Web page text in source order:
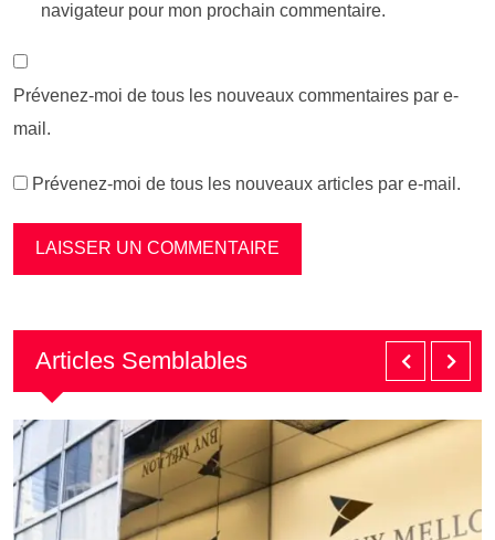
navigateur pour mon prochain commentaire.
Prévenez-moi de tous les nouveaux commentaires par e-
mail.
Prévenez-moi de tous les nouveaux articles par e-mail.
Articles Semblables